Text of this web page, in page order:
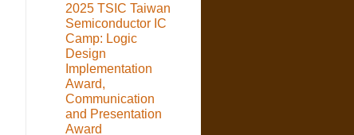
2025 TSIC Taiwan
Semiconductor IC
Camp: Logic
Design
Implementation
Award,
Communication
and Presentation
Award